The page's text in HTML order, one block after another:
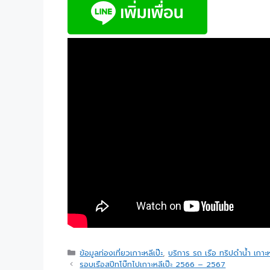
ข้อมูลท่องเที่ยวเกาะหลีเป๊ะ,บริการ รถ เรือ ทริปดำน้ำ เกาะ
รอบเรือสปีทโบ๊ทไปเกาะหลีเป๊ะ 2566 – 2567